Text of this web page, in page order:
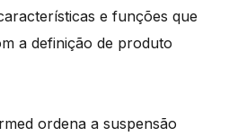
e funções que
a definição de produto
ordena a suspensão